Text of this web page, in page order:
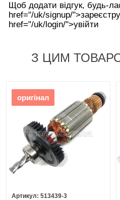
Щоб додати відгук, будь-
href="/uk/signup/
href="/uk/login/">увійти
З ЦИМ
оригінал
513439-3